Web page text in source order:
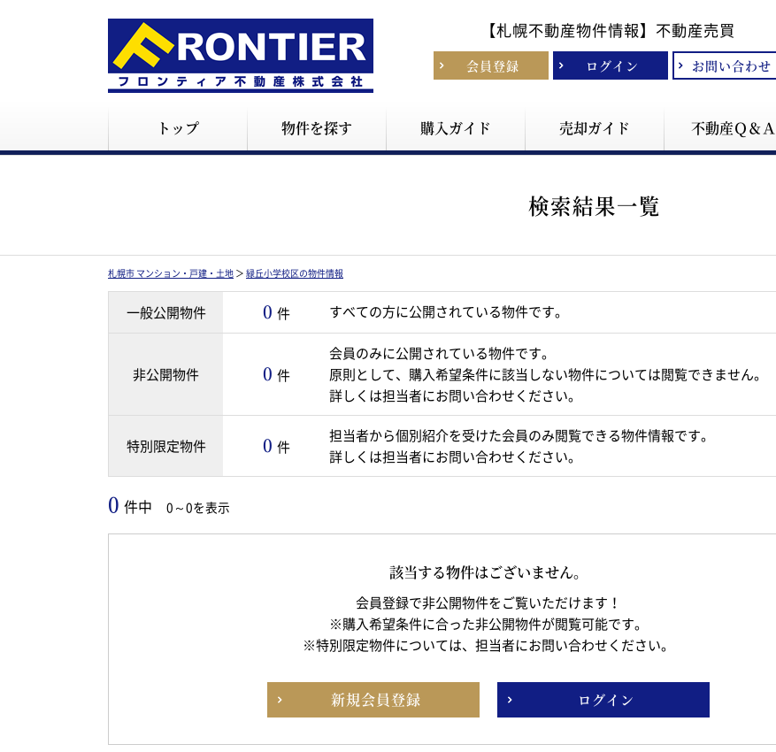
【札幌不動産物件情報】 不動産売買
会員登録 ログイン お問い合わせ
トップ 物件を探す 購入ガイド 売却ガイド 不動産Ｑ＆Ａ
検索結果一覧
札幌市 マンション・戸建・土地 ＞ 緑丘小学校区の物件情報
一般公開物件 0 件 すべての方に公開されている物件です。
非公開物件 0 件
会員のみに公開されている物件です。
原則として、購入希望条件に該当しない物件については閲覧できません。
詳しくは担当者にお問い合わせください。
特別限定物件 0 件
担当者から個別紹介を受けた会員のみ閲覧できる物件情報です。
詳しくは担当者にお問い合わせください。
0 件中 0～0を表示
該当する物件はございません。
会員登録で非公開物件をご覧いただけます！
※購入希望条件に合った非公開物件が閲覧可能です。
※特別限定物件については、担当者にお問い合わせください。
新規会員登録 ログイン